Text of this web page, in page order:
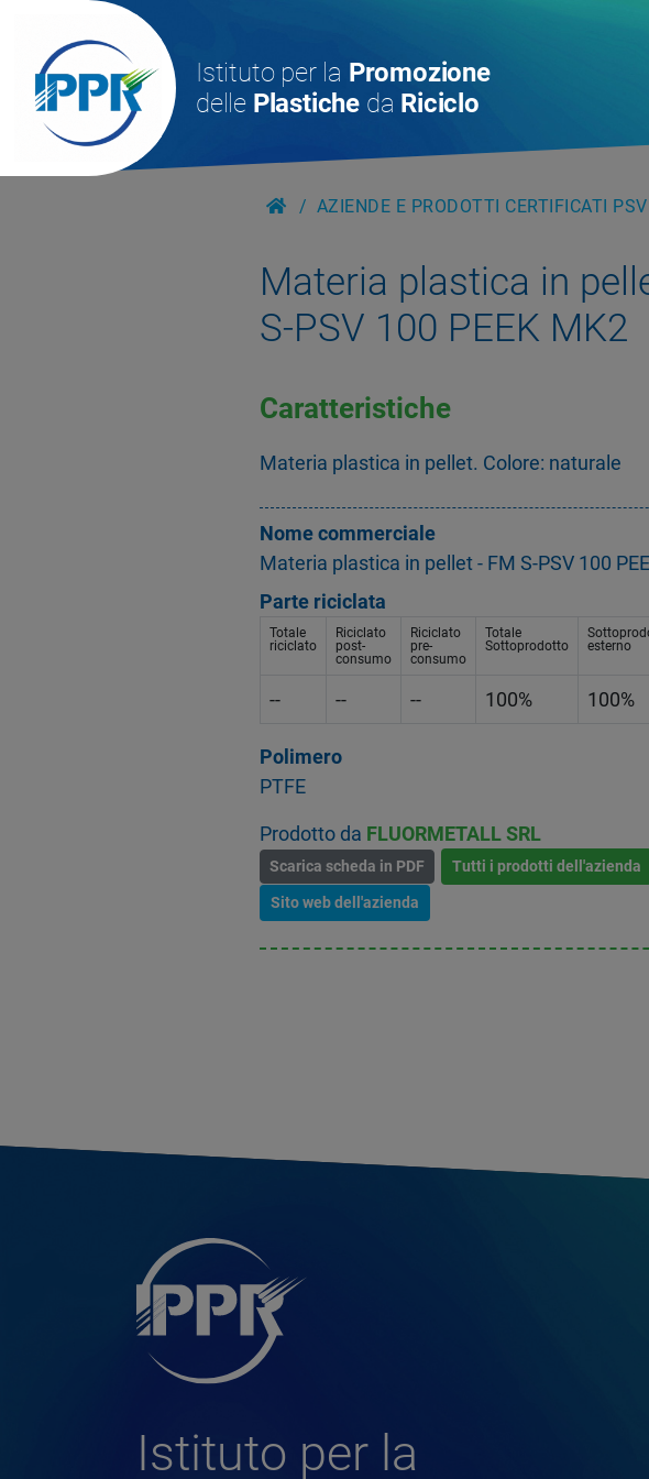
Istituto per la Promozione
delle Plastiche da Riciclo
AZIENDE E PRODOTTI CERTIFICATI PSV
Materia plastica in
S-PSV 100 PEEK MK2
Caratteristiche
Materia plastica in pellet. Colore: naturale
Nome commerciale
Materia plastica in pellet - FM S-PSV 100
Parte riciclata
Totale
riciclato
Riciclato
post-
consumo
Riciclato
pre-
consumo
Totale
Sottoprodotto
esterno
-- -- -- 100% 100%
Polimero
PTFE
Prodotto da FLUORMETALL SRL
Scarica scheda in PDF Tutti i prodotti dell'azienda
Sito web dell'azienda
Istituto per la